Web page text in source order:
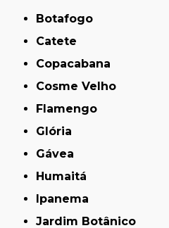
Botafogo
Catete
Copacabana
Cosme Velho
Flamengo
Glória
Gávea
Humaitá
Ipanema
Jardim Botânico